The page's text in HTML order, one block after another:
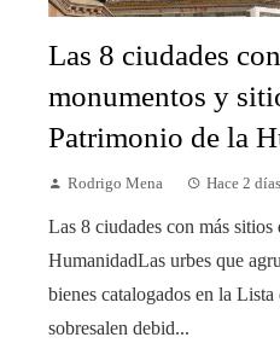
Las 8 ciudades
monumentos y
Patrimonio de la
Rodrigo Mena Hace 2 días
Las 8 ciudades con más
HumanidadLas urbes que
bienes catalogados en la
sobresalen debid...